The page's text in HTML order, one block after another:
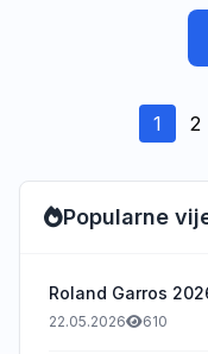
1 2
Popularne
Roland Garros
22.05.2026 610